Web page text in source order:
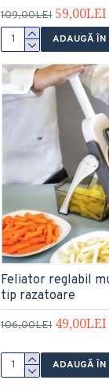
109,00LEI 59,00LEI
ADAUGĂ ÎN
Feliator reglabil
tip razatoare
106,00LEI 49,00LEI
ADAUGĂ ÎN